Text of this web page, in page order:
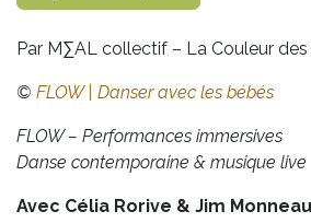
Par M∑AL collectif – La Couleur
© FLOW | Danser avec les bébés
FLOW – Performances immersives
Danse contemporaine & musique live
Avec Célia Rorive & Jim